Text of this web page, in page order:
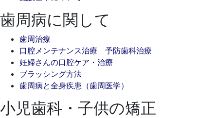
歯周病に関して
歯周治療
口腔メンテナンス治療 予防歯科治療
妊婦さんの口腔ケア・治療
ブラッシング方法
歯周病と全身疾患（歯周医学）
小児歯科・子供の矯正